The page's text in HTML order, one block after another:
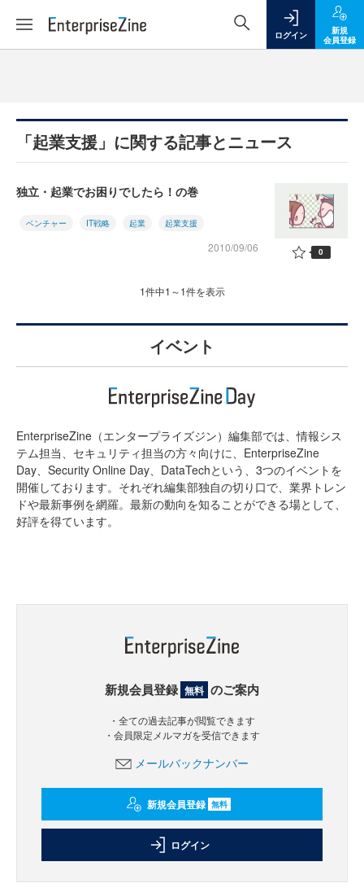
ログイン
新規
会員登録
「起業支援」に関する記事とニュース
独立・起業でお困りでしたら！の巻
ベンチャー IT戦略 起業 起業支援
2010/09/06 0
1件中1～1件を表示
イベント
EnterpriseZine（エンタープライズジン）編集部では、情報シス
テム担当、セキュリティ担当の方々向けに、EnterpriseZine
Day、Security Online Day、DataTechという、3つのイベントを
開催しております。それぞれ編集部独自の切り口で、業界トレン
ドや最新事例を網羅。最新の動向を知ることができる場として、
好評を得ています。
新規会員登録 無料 のご案内
・全ての過去記事が閲覧できます
・会員限定メルマガを受信できます
メールバックナンバー
新規会員登録 無料
ログイン